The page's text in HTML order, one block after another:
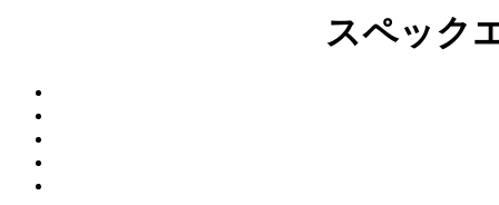
スペック